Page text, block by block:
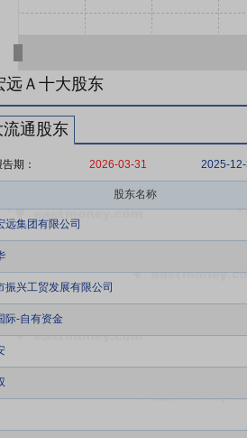
远Ａ十大股东
流通股东
期： 2026-03-31 2025-
股东名称
远集团有限公司
振兴工贸发展有限公司
际-自有资金